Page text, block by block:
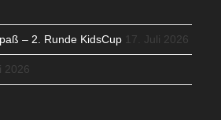
– 2. Runde KidsCup 17. Juli 2026
2026